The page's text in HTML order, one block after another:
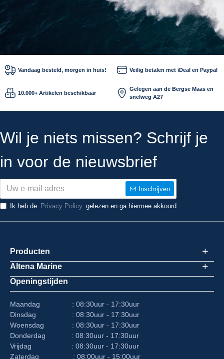
Vandaag besteld, morgen in huis! Veilig betalen met iDeal en Paypal
10.000+ Artikelen beschikbaar
Gelegen aan de Bergse Maas en
snelweg A27
Wil je niets missen? Schrijf je
in voor de nieuwsbrief
Inschrijven
Ik heb de Privacy Policy gelezen en ga hiermee akkoord
Producten
Altena Marine
Openingstijden
Maandag : 08:30uur - 17:30uur
Dinsdag : 08:30uur - 17:30uur
Woensdag : 08:30uur - 17:30uur
Donderdag : 08:30uur - 17:30uur
Vrijdag : 08:30uur - 17:30uur
Zaterdag : 08:00uur - 15:00uur